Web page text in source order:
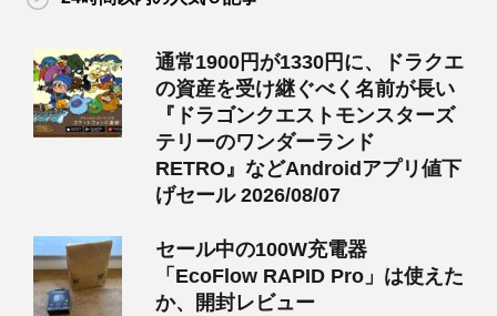
通常1900円が1330円に、ドラクエ
の資産を受け継ぐべく名前が長い
『ドラゴンクエストモンスターズ
テリーのワンダーランド
RETRO』などAndroidアプリ値下
げセール 2026/08/07
セール中の100W充電器
「EcoFlow RAPID Pro」は使えた
か、開封レビュー